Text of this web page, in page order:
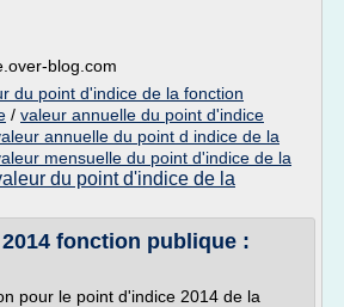
blog.com
du point d'indice de la fonction
/ valeur annuelle du point d'indice
annuelle du point d indice de la
mensuelle du point d'indice de la
du point d'indice de la
fonction publique :
pour le point d'indice 2014 de la